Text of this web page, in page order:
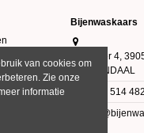
Bijenwaskaars
Klovenier 4,
VEENENDAAL
0343 514 482
van cookies om
Zie onze
informatie